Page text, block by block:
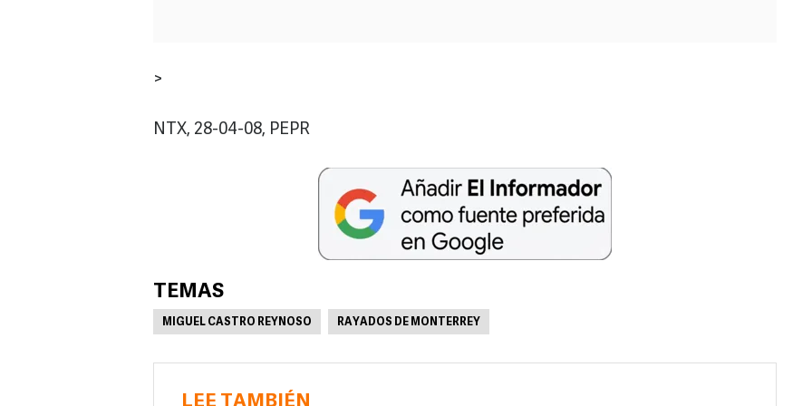
>
NTX, 28-04-08, PEPR
TEMAS
MIGUEL CASTRO REYNOSO RAYADOS DE MONTERREY
LEE TAMBIÉN